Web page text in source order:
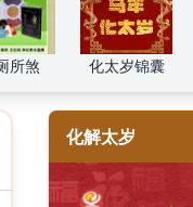
所煞 化太岁锦囊
化解太岁